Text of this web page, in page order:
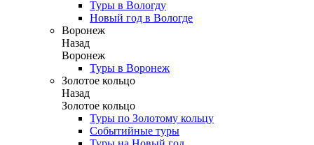
Туры в Вологду
Новый год в Вологде
Воронеж
Назад
Воронеж
Туры в Воронеж
Золотое кольцо
Назад
Золотое кольцо
Туры по Золотому кольцу
Событийные туры